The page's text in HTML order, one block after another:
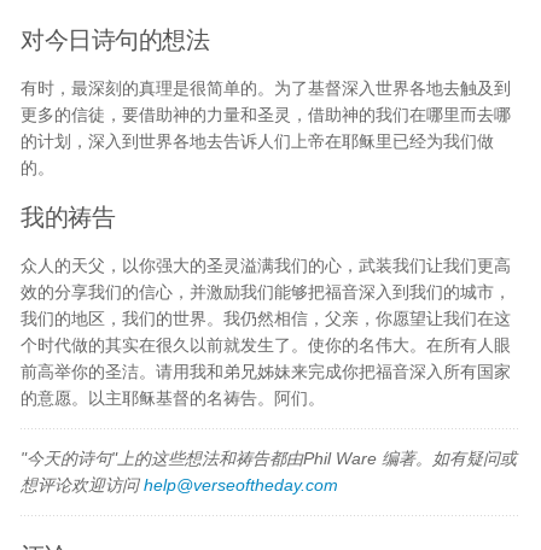
对今日诗句的想法
有时，最深刻的真理是很简单的。为了基督深入世界各地去触及到
更多的信徒，要借助神的力量和圣灵，借助神的我们在哪里而去哪
的计划，深入到世界各地去告诉人们上帝在耶稣里已经为我们做
的。
我的祷告
众人的天父，以你强大的圣灵溢满我们的心，武装我们让我们更高
效的分享我们的信心，并激励我们能够把福音深入到我们的城市，
我们的地区，我们的世界。我仍然相信，父亲，你愿望让我们在这
个时代做的其实在很久以前就发生了。使你的名伟大。在所有人眼
前高举你的圣洁。请用我和弟兄姊妹来完成你把福音深入所有国家
的意愿。以主耶稣基督的名祷告。阿们。
"今天的诗句"上的这些想法和祷告都由Phil Ware 编著。如有疑问或
想评论欢迎访问help@verseoftheday.com